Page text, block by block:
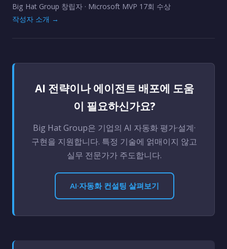
Big Hat Group 창립자 · Microsoft MVP 17회 수상
작성자 소개 →
AI 전략이나 에이전트 배포에 도움
이 필요하신가요?
Big Hat Group은 기업의 AI 자동화 평가·설계·
구현을 지원합니다. 특정 기술에 얽매이지 않고
실무 전문가가 주도합니다.
AI·자동화 컨설팅 살펴보기